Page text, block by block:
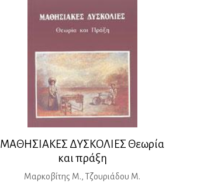
ΜΑΘΗΣΙΑΚΕΣ ΔΥΣΚΟΛΙΕΣ Θεωρία
και πράξη
Μαρκοβίτης Μ., Τζουριάδου Μ.